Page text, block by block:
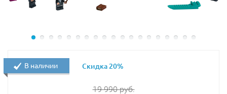
19 990руб.
В наличии Скидка 20%